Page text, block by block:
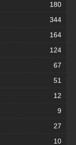
180
344
164
124
67
51
12
9
27
10